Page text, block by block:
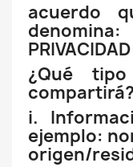
acuerdo
¿Qué
compartirá?
i.
ejemplo:
origen/